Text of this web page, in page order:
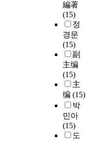
編著
(15)
정
경문
(15)
副
主编
(15)
主
编 (15)
박
민아
(15)
도